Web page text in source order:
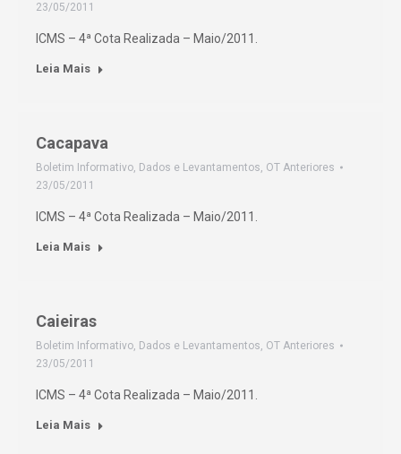
23/05/2011
ICMS – 4ª Cota Realizada – Maio/2011.
Leia Mais
Cacapava
Boletim Informativo, Dados e Levantamentos, OT Anteriores
23/05/2011
ICMS – 4ª Cota Realizada – Maio/2011.
Leia Mais
Caieiras
Boletim Informativo, Dados e Levantamentos, OT Anteriores
23/05/2011
ICMS – 4ª Cota Realizada – Maio/2011.
Leia Mais